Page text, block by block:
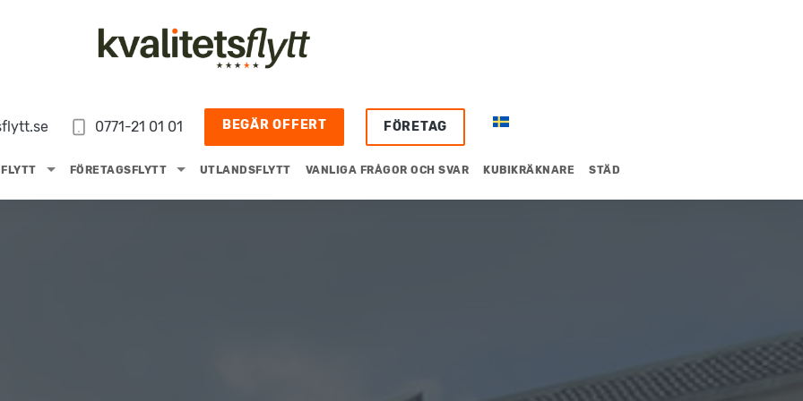
0771-21 01 01 BEGÄR OFFERT FÖRETAG
FLYTT FÖRETAGSFLYTT UTLANDSFLYTT VANLIGA FRÅGOR OCH SVAR KUBIKRÄKNARE STÄD